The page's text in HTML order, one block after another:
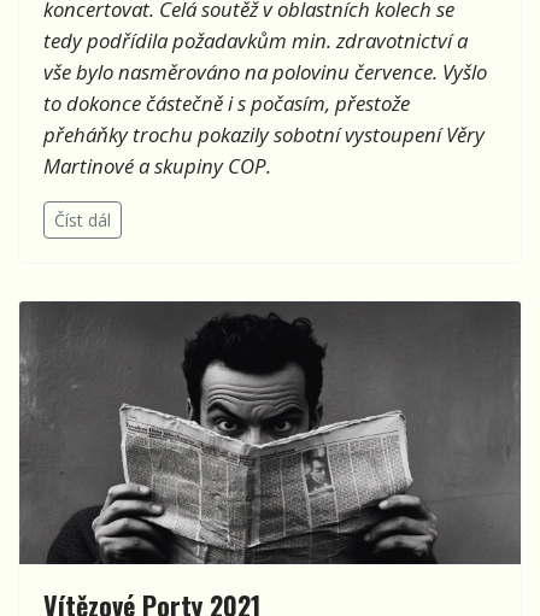
koncertovat. Celá soutěž v oblastních kolech se
tedy podřídila požadavkům min. zdravotnictví a
vše bylo nasměrováno na polovinu července. Vyšlo
to dokonce částečně i s počasím, přestože
přeháňky trochu pokazily sobotní vystoupení Věry
Martinové a skupiny COP.
Číst dál
Vítězové Porty 2021